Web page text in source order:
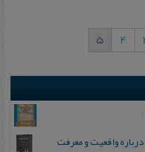
4
5
واقعیت و معرفت